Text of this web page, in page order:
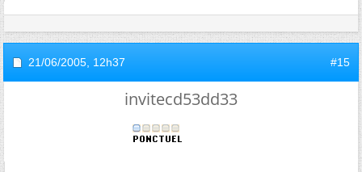
21/06/2005, 12h37 #15
invitecd53dd33